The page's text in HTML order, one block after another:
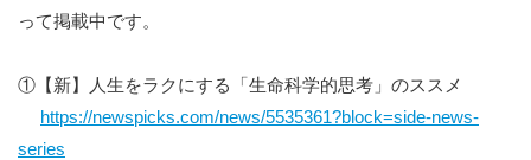
って掲載中です。
①【新】人生をラクにする「生命科学的思考」のススメ
https://newspicks.com/news/5535361?block=side-news-
series